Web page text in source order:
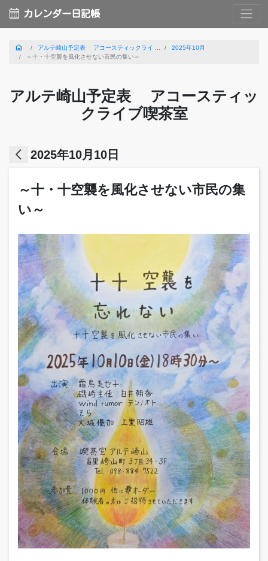
calendar_month カレンダー日記帳
home アルテ崎山予定表 アコースティックライ ...
2025年10月
～十・十空襲を風化させない市民の集い～
アルテ崎山予定表 アコースティッ
クライブ喫茶室
arrow_back_ios 2025年10月10日
～十・十空襲を風化させない市民の集
い～